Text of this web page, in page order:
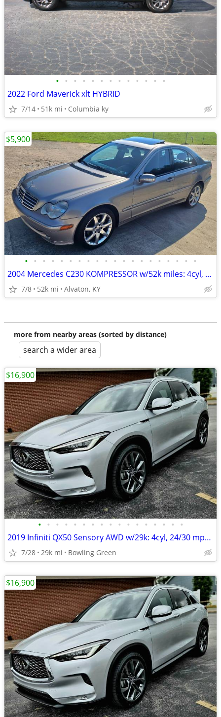
• • • • • • • • • • • • •
2022 Ford Maverick xlt HYBRID
7/14 51k mi Columbia ky
• • • • • • • • • • • • • • • • • • • •
2004 Mercedes C230 KOMPRESSOR w/52k miles: 4cyl, auto, sunroof, 28MPG+
7/8 52k mi Alvaton, KY
$5,900
more from nearby areas (sorted by distance)
search a wider area
• • • • • • • • • • • • • • • • •
2019 Infiniti QX50 Sensory AWD w/29k: 4cyl, 24/30 mpg, PANO roof, 20"s
7/28 29k mi Bowling Green
$16,900
$16,900